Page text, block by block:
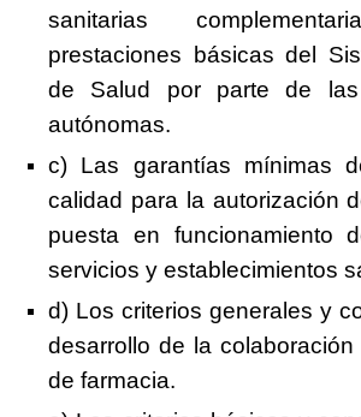
sanitarias
prestaciones básicas del
de Salud por parte de las
autónomas.
c) Las garantías mínimas
calidad para la autorización
puesta en funcionamiento
servicios y establecimientos
d) Los criterios generales y
desarrollo de la
de farmacia.